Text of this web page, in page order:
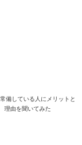
備している人にメリットと
理由を聞いてみた